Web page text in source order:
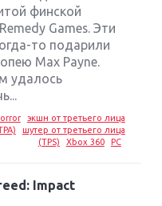
финской
Games. Эти
то подарили
Max Payne.
удалось
экшн от третьего лица
шутер от третьего лица
(TPS)
Xbox 360 PC
Impact